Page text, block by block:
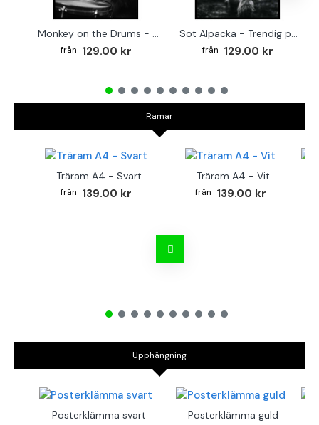
Monkey on the Drums - Trendig poster
129.00 kr
Söt Alpacka - Trendig poster
129.00 kr
Ramar
Träram A4 - Svart
139.00 kr
Träram A4 - Vit
139.00 kr
Upphängning
Posterklämma svart Posterklämma guld